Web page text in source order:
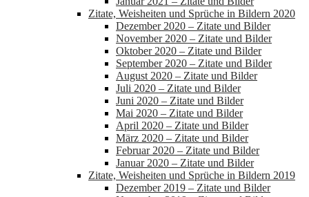
Zitate, Weisheiten und Sprüche in Bildern 2020
Dezember 2020 – Zitate und Bilder
November 2020 – Zitate und Bilder
Oktober 2020 – Zitate und Bilder
September 2020 – Zitate und Bilder
August 2020 – Zitate und Bilder
Juli 2020 – Zitate und Bilder
Juni 2020 – Zitate und Bilder
Mai 2020 – Zitate und Bilder
April 2020 – Zitate und Bilder
März 2020 – Zitate und Bilder
Februar 2020 – Zitate und Bilder
Januar 2020 – Zitate und Bilder
Zitate, Weisheiten und Sprüche in Bildern 2019
Dezember 2019 – Zitate und Bilder